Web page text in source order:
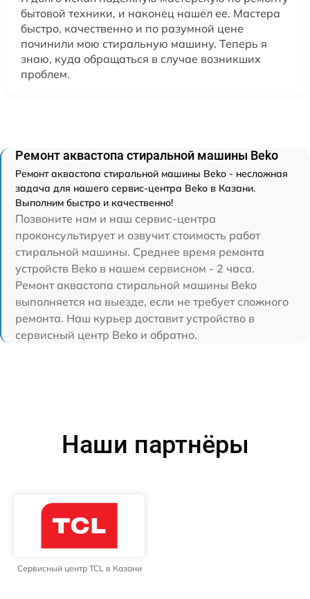
бытовой техники, и наконец нашел ее. Мастера
быстро, качественно и по разумной цене
починили мою стиральную машину. Теперь я
знаю, куда обращаться в случае возникших
проблем.
Ремонт аквастопа стиральной машины Beko
Ремонт аквастопа стиральной машины Beko - несложная
задача для нашего сервис-центра Beko в Казани.
Выполним быстро и качественно!
Позвоните нам и наш сервис-центра
проконсультирует и озвучит стоимость работ
стиральной машины. Среднее время ремонта
устройств Beko в нашем сервисном - 2 часа.
Ремонт аквастопа стиральной машины Beko
выполняется на выезде, если не требует сложного
ремонта. Наш курьер доставит устройство в
сервисный центр Beko и обратно.
Наши партнёры
Сервисный центр TCL в Казани